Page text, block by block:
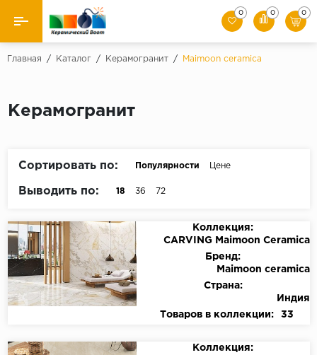
Назад
Керамическая плитка
Клинкер
0 0 0
Главная / Каталог / Керамогранит / Maimoon ceramica
Керамогранит
Сортировать по: Популярности Цене
Выводить по: 18 36 72
Коллекция:
CARVING Maimoon Ceramica
Бренд:
Maimoon ceramica
Страна:
Индия
Товаров в коллекции:
33
Коллекция: